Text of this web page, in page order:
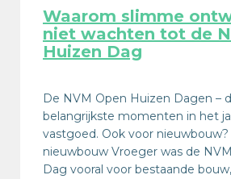
Waarom slimme
niet wachten tot de
Huizen Dag
De NVM Open Huizen Dagen –
belangrijkste momenten in het
vastgoed. Ook voor
nieuwbouw Vroeger was de
Dag vooral voor bestaande